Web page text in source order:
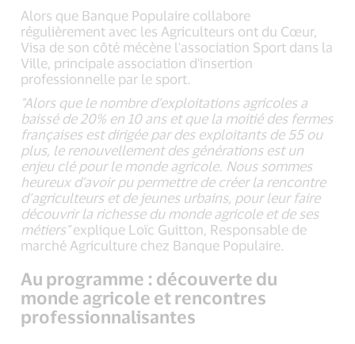
Alors que Banque Populaire collabore
régulièrement avec les Agriculteurs ont du Cœur,
Visa de son côté mécène l'association Sport dans la
Ville, principale association d'insertion
professionnelle par le sport.
"Alors que le nombre d'exploitations agricoles a
baissé de 20% en 10 ans et que la moitié des fermes
françaises est dirigée par des exploitants de 55 ou
plus, le renouvellement des générations est un
enjeu clé pour le monde agricole. Nous sommes
heureux d'avoir pu permettre de créer la rencontre
d’agriculteurs et de jeunes urbains, pour leur faire
découvrir la richesse du monde agricole et de ses
métiers"explique Loïc Guitton, Responsable de
marché Agriculture chez Banque Populaire.
Au programme : découverte du
monde agricole et rencontres
professionnalisantes